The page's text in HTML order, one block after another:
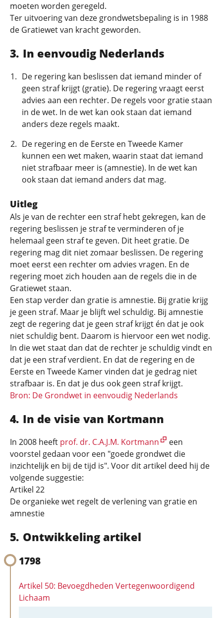
moeten worden geregeld.
Ter uitvoering van deze grondwetsbepaling is in 1988
de Gratiewet van kracht geworden.
In eenvoudig Nederlands
De regering kan beslissen dat iemand minder of
geen straf krijgt (gratie). De regering vraagt eerst
advies aan een rechter. De regels voor gratie staan
in de wet. In de wet kan ook staan dat iemand
anders deze regels maakt.
De regering en de Eerste en Tweede Kamer
kunnen een wet maken, waarin staat dat iemand
niet strafbaar meer is (amnestie). In de wet kan
ook staan dat iemand anders dat mag.
Uitleg
Als je van de rechter een straf hebt gekregen, kan de
regering beslissen je straf te verminderen of je
helemaal geen straf te geven. Dit heet gratie. De
regering mag dit niet zomaar beslissen. De regering
moet eerst een rechter om advies vragen. En de
regering moet zich houden aan de regels die in de
Gratiewet staan.
Een stap verder dan gratie is amnestie. Bij gratie krijg
je geen straf. Maar je blijft wel schuldig. Bij amnestie
zegt de regering dat je geen straf krijgt én dat je ook
niet schuldig bent. Daarom is hiervoor een wet nodig.
In die wet staat dan dat de rechter je schuldig vindt en
dat je een straf verdient. En dat de regering en de
Eerste en Tweede Kamer vinden dat je gedrag niet
strafbaar is. En dat je dus ook geen straf krijgt.
Bron: De Grondwet in eenvoudig Nederlands
In de visie van Kortmann
In 2008 heeft prof. dr. C.A.J.M. Kortmann
een
voorstel gedaan voor een "goede grondwet die
inzichtelijk en bij de tijd is". Voor dit artikel deed hij de
volgende suggestie:
Artikel 22
De organieke wet regelt de verlening van gratie en
amnestie
Ontwikkeling artikel
1798
Artikel 50: Bevoegdheden Vertegenwoordigend
Lichaam